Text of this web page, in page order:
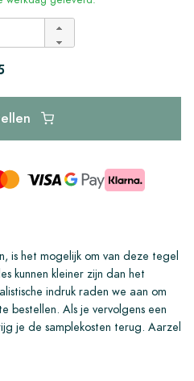
is het mogelijk om van deze tegel
kunnen kleiner zijn dan het
indruk raden we aan om
bestellen. Als je vervolgens een
je de samplekosten terug. Aarzel